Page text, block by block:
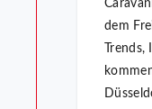
dem